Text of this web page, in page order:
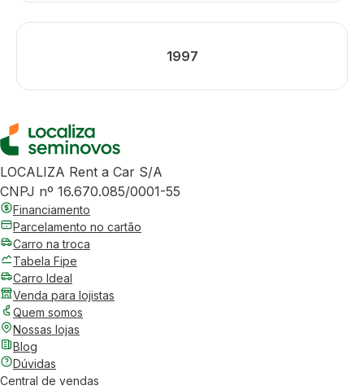
1997
LOCALIZA Rent a Car S/A
CNPJ nº 16.670.085/0001-55
Financiamento
Parcelamento no cartão
Carro na troca
Tabela Fipe
Carro Ideal
Venda para lojistas
Quem somos
Nossas lojas
Blog
Dúvidas
Central de vendas